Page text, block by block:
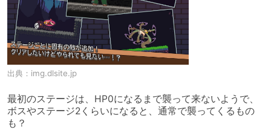
出典： img.dlsite.jp
最初のステージは、HP0になるまで襲って来ないようで、
ボスやステージ2くらいになると、通常で襲ってくるもの
も？